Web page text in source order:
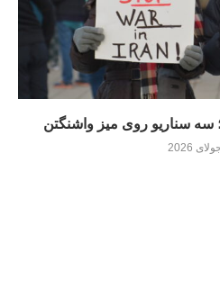
سه سناریو روی میز واشنگتن